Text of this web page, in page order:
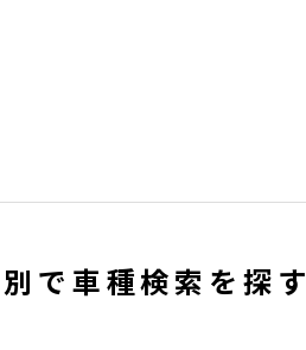
で車種検索を探す